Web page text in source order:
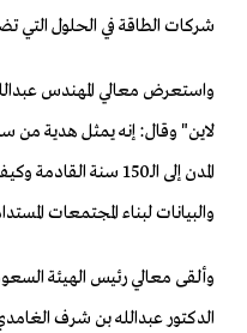
شركات الطاقة في الحلول التي
واستعرض معالي المهندس
لاين" وقال: إنه يمثل هدية من
المدن إلى الـ150 سنة
والبيانات لبناء المجتمعات
وألقى معالي رئيس الهيئة
الدكتور عبدالله بن شرف